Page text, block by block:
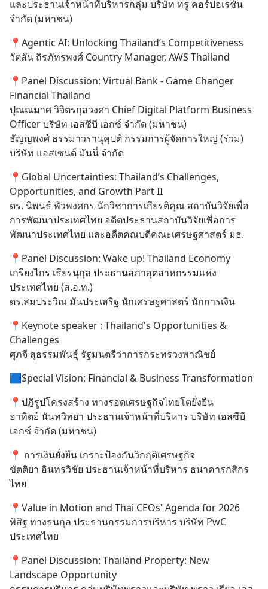
และประธานเจ้าหน้าที่บริหารกลุ่ม บริษัท ทรู คอร์ปอเรชั่น
จำกัด (มหาชน)
📍Agentic AI: Unlocking Thailand’s Competitiveness
วัตสัน ถิรภัทรพงศ์ Country Manager, AWS Thailand
📍Panel Discussion: Virtual Bank - Game Changer
Financial Thailand
ปุณณมาศ วิจิตรกุลวงศา Chief Digital Platform Business
Officer บริษัท เอสซีบี เอกซ์ จำกัด (มหาชน)
ธัญญพงศ์ ธรรมาวรานุคุปต์ กรรมการผู้จัดการใหญ่ (ร่วม)
บริษัท แอสเซนด์ มันนี่ จำกัด
📍Global Uncertainties: Thailand’s Challenges,
Opportunities, and Growth Part II
ดร. นิพนธ์ พัวพงศกร นักวิชาการเกียรติคุณ สถาบันวิจัยเพื่อ
การพัฒนาประเทศไทย อดีตประธานสถาบันวิจัยเพื่อการ
พัฒนาประเทศไทย และอดีตคณบดีคณะเศรษฐศาสตร์ มธ.
📍Panel Discussion: Wake up! Thailand Economy
เกรียงไกร เธียรนุกุล ประธานสภาอุตสาหกรรมแห่ง
ประเทศไทย (ส.อ.ท.)
ดร.สมประวิณ มันประเสริฐ นักเศรษฐศาสตร์ นักการเงิน
📍Keynote speaker : Thailand's Opportunities &
Challenges
ศุภจี สุธรรมพันธุ์ รัฐมนตรีว่าการกระทรวงพาณิชย์
🟦Special Vision: Financial & Business Transformation
📍ปฏิรูปโครงสร้าง ทางรอดเศรษฐกิจไทยโตยั่งยืน
อาทิตย์ นันทวิทยา ประธานเจ้าหน้าที่บริหาร บริษัท เอสซีบี
เอกซ์ จำกัด (มหาชน)
📍 การเงินยั่งยืน เกราะป้องกันวิกฤติเศรษฐกิจ
ขัตติยา อินทรวิชัย ประธานเจ้าหน้าที่บริหาร ธนาคารกสิกร
ไทย
📍Value in Motion and Thai CEOs' Agenda for 2026
พิสิฐ ทางธนกุล ประธานกรรมการบริหาร บริษัท PwC
ประเทศไทย
📍Panel Discussion: Thailand Property: New
Landscape Opportunity